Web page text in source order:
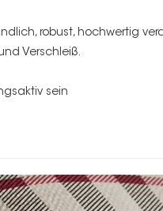
robust, hochwertig
Verschleiß.
sein